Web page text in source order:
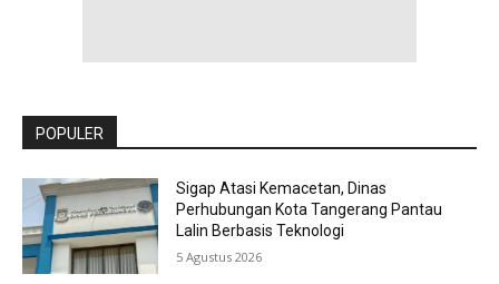
POPULER
Sigap Atasi Kemacetan, Dinas
Perhubungan Kota Tangerang Pantau
Lalin Berbasis Teknologi
5 Agustus 2026